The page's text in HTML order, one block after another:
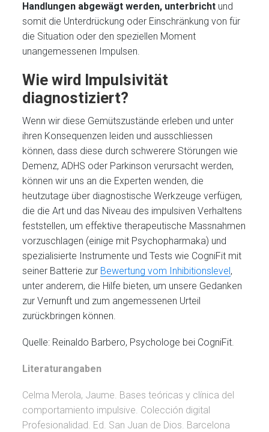
Handlungen abgewägt werden, unterbricht und
somit die Unterdrückung oder Einschränkung von für
die Situation oder den speziellen Moment
unangemessenen Impulsen.
Wie wird Impulsivität
diagnostiziert?
Wenn wir diese Gemütszustände erleben und unter
ihren Konsequenzen leiden und ausschliessen
können, dass diese durch schwerere Störungen wie
Demenz, ADHS oder Parkinson verursacht werden,
können wir uns an die Experten wenden, die
heutzutage über diagnostische Werkzeuge verfügen,
die die Art und das Niveau des impulsiven Verhaltens
feststellen, um effektive therapeutische Massnahmen
vorzuschlagen (einige mit Psychopharmaka) und
spezialisierte Instrumente und Tests wie CogniFit mit
seiner Batterie zur Bewertung vom Inhibitionslevel,
unter anderem, die Hilfe bieten, um unsere Gedanken
zur Vernunft und zum angemessenen Urteil
zurückbringen können.
Quelle: Reinaldo Barbero, Psychologe bei CogniFit.
Literaturangaben
Celma Merola, Jaume. Bases teóricas y clínica del
comportamiento impulsive. Colección digital
Profesionalidad. Ed. San Juan de Dios. Barcelona